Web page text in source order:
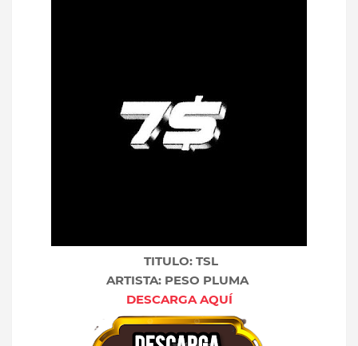
TITULO: TSL
ARTISTA: PESO PLUMA
DESCARGA AQUÍ